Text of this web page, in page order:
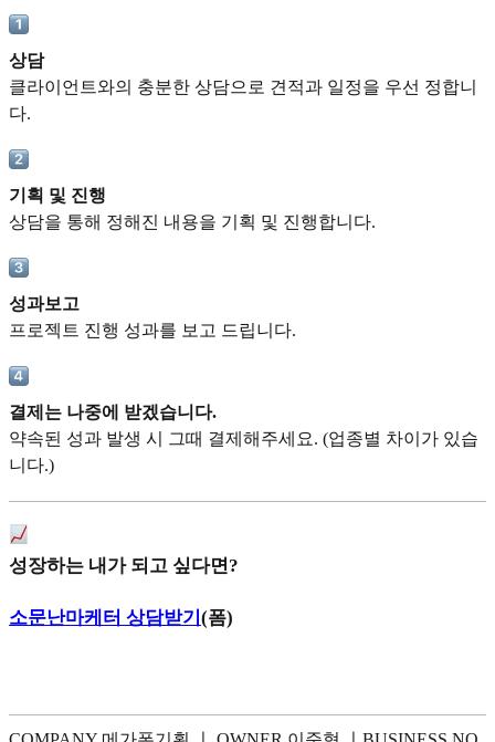
상담
클라이언트와의 충분한 상담으로 견적과 일정을 우선 정합니
다.
기획 및 진행
상담을 통해 정해진 내용을 기획 및 진행합니다.
성과보고
프로젝트 진행 성과를 보고 드립니다.
결제는 나중에 받겠습니다.
약속된 성과 발생 시 그때 결제해주세요. (업종별 차이가 있습
니다.)
성장하는 내가 되고 싶다면?
소문난마케터 상담받기 (폼)